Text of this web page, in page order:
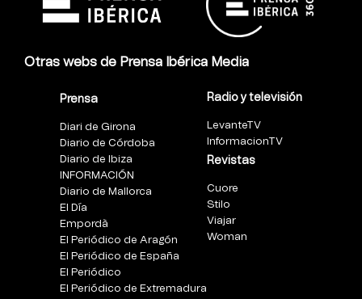
Otras webs de Prensa Ibérica Media
Prensa
Diari de Girona
Diario de Córdoba
Diario de Ibiza
INFORMACIÓN
Diario de Mallorca
El Día
Empordà
El Periódico de Aragón
El Periódico de España
El Periódico
El Periódico de Extremadura
Radio y televisión
LevanteTV
InformacionTV
Revistas
Cuore
Stilo
Viajar
Woman